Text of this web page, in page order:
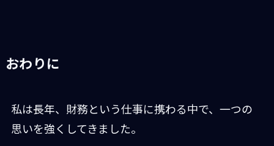
おわりに
私は長年、財務という仕事に携わる中で、一つの
思いを強くしてきました。